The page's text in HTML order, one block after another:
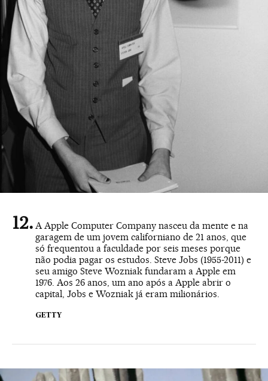
A Apple Computer Company nasceu da mente e na
garagem de um jovem californiano de 21 anos, que
só frequentou a faculdade por seis meses porque
não podia pagar os estudos. Steve Jobs (1955-2011) e
seu amigo Steve Wozniak fundaram a Apple em
1976. Aos 26 anos, um ano após a Apple abrir o
capital, Jobs e Wozniak já eram milionários.
GETTY